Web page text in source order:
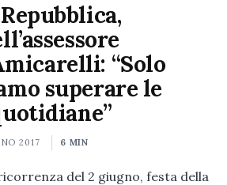
“Solo
superare le
2017 6 MIN
del 2 giugno, festa della